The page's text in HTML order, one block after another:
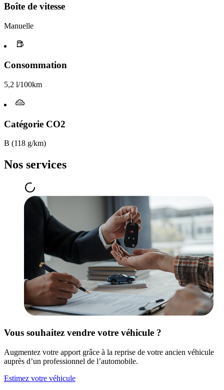
Boîte de vitesse​
Manuelle
Consommation
5,2 l/100km
Catégorie CO2
B (118 g/km)
Nos services
Vous souhaitez vendre votre véhicule ?
Augmentez votre apport grâce à la reprise de votre ancien véhicule
auprès d’un professionnel de l’automobile.
Estimez votre véhicule